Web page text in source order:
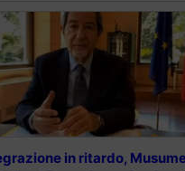
in ritardo,